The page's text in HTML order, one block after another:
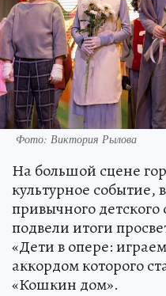
Фото: Виктория Рылова
На большой сцене
культурное
привычного
подвели итоги
«Дети в опере:
аккордом которого
«Кошкин дом».